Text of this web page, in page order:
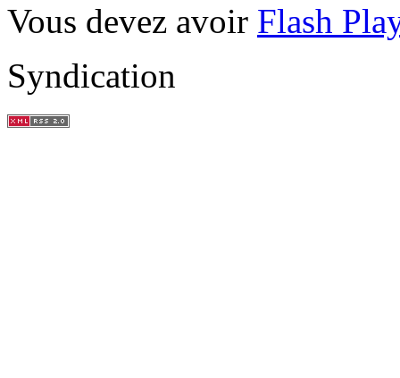
Vous devez avoir Flash
Syndication